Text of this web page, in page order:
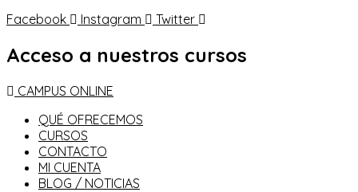
Facebook
Instagram Twitter
Acceso a nuestros cursos
CAMPUS ONLINE
QUÉ OFRECEMOS
CURSOS
CONTACTO
MI CUENTA
BLOG / NOTICIAS